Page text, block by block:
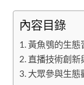
內容目錄
黃魚鴞的生態
直播技術創新
大眾參與生態